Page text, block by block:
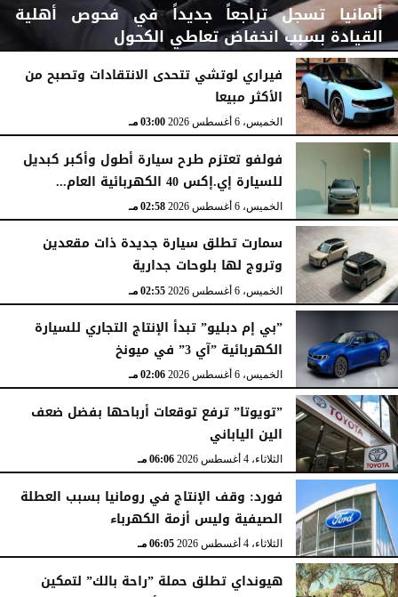
ألمانيا تسجل تراجعاً جديداً في فحوص أهلية
القيادة بسبب انخفاض تعاطي الكحول
الخميس، 6 أغسطس 2026 03:15 مـ
فيراري لوتشي تتحدى الانتقادات وتصبح من
الأكثر مبيعا
الخميس، 6 أغسطس 2026 03:00 مـ
فولفو تعتزم طرح سيارة أطول وأكبر كبديل
للسيارة إي.إكس 40 الكهربائية العام...
الخميس، 6 أغسطس 2026 02:58 مـ
سمارت تطلق سيارة جديدة ذات مقعدين
وتروج لها بلوحات جدارية
الخميس، 6 أغسطس 2026 02:55 مـ
”بي إم دبليو” تبدأ الإنتاج التجاري للسيارة
الكهربائية ”آي 3” في ميونخ
الخميس، 6 أغسطس 2026 02:06 مـ
”تويوتا” ترفع توقعات أرباحها بفضل ضعف
الين الياباني
الثلاثاء، 4 أغسطس 2026 06:06 مـ
فورد: وقف الإنتاج في رومانيا بسبب العطلة
الصيفية وليس أزمة الكهرباء
الثلاثاء، 4 أغسطس 2026 06:05 مـ
هيونداي تطلق حملة ”راحة بالك” لتمكين